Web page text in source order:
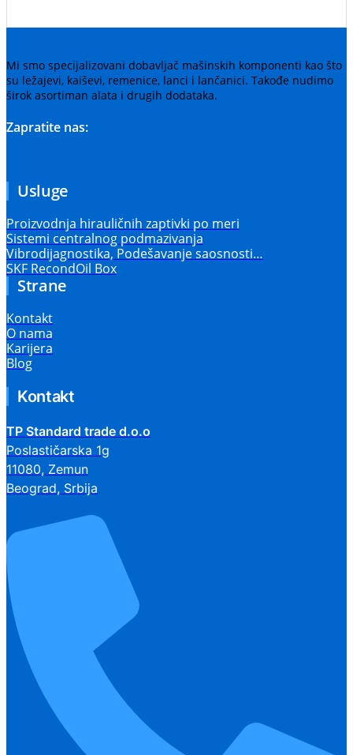
Mi smo specijalizovani dobavljač mašinskih komponenti kao što
su ležajevi, kaiševi, remenice, lanci i lančanici. Takođe nudimo
širok asortiman alata i drugih dodataka.
Zapratite nas:
Usluge
Proizvodnja hirauličnih zaptivki po meri
Sistemi centralnog podmazivanja
Vibrodijagnostika, Podešavanje saosnosti…
SKF RecondOil Box
Strane
Kontakt
O nama
Karijera
Blog
Kontakt
TP Standard trade d.o.o
Poslastičarska 1g
11080, Zemun
Beograd, Srbija